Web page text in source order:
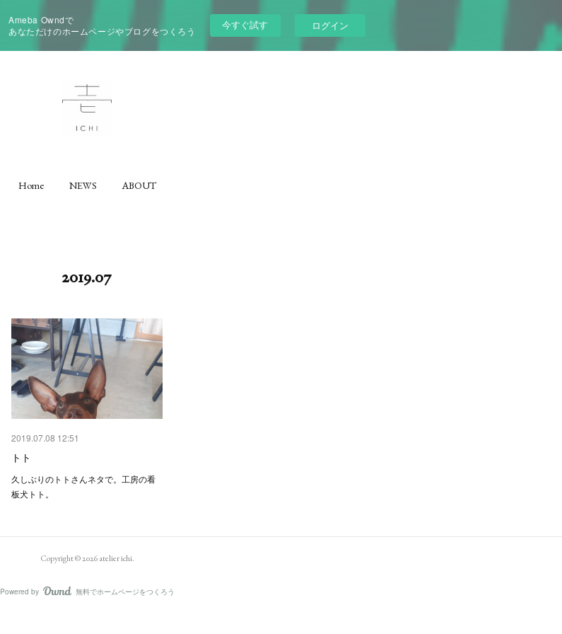
Ameba Owndで
あなただけのホームページやブログをつくろう
今すぐ試す ログイン
Home NEWS ABOUT
2019.07
2019.07.08 12:51
トト
久しぶりのトトさんネタで。工房の看
板犬トト。
Copyright ©2026atelier ichi.
Powered by AmebaOwnd
無料でホームページをつくろう